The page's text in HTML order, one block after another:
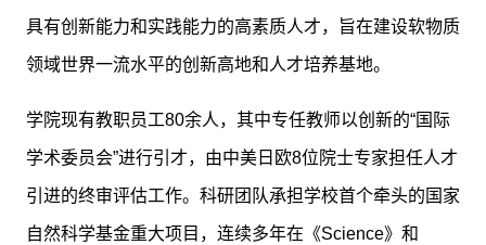
具有创新能力和实践能力的高素质人才，旨在建设软物质
领域世界一流水平的创新高地和人才培养基地。
学院现有教职员工80余人，其中专任教师以创新的“国际
学术委员会”进行引才，由中美日欧8位院士专家担任人才
引进的终审评估工作。科研团队承担学校首个牵头的国家
自然科学基金重大项目，连续多年在《Science》和